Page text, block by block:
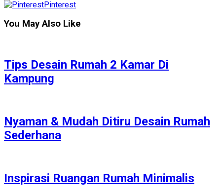
Pinterest
You May Also Like
Tips Desain Rumah 2 Kamar Di
Kampung
Nyaman & Mudah Ditiru Desain Rumah
Sederhana
Inspirasi Ruangan Rumah Minimalis